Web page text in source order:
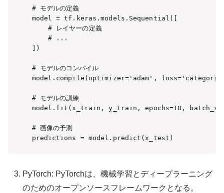
# モデルの定義
model = tf.keras.models.Sequential([
    # レイヤーの定義
    # ...
])
# モデルのコンパイル
model.compile(optimizer='adam',
# モデルの訓練
model.fit(x_train, y_train, epochs=10,
# 画像の予測
predictions = model.predict(x_test)
PyTorch: PyTorchは、機械学習とディープラーニング
のためのオープンソースフレームワークとなる。